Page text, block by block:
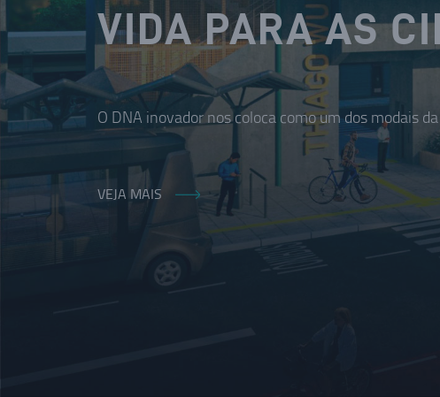
VIDA PARA AS
O DNA inovador nos coloca como um dos modais
VEJA MAIS